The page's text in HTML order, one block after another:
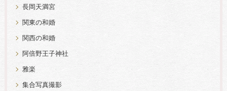
長岡天満宮
関東の和婚
関西の和婚
阿倍野王子神社
雅楽
集合写真撮影